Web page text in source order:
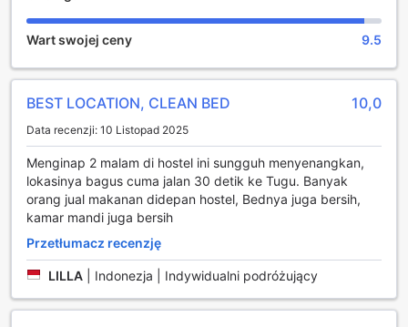
telewizja. Ten hotel zapewnia w niektórych pokojach
udogodnienia łazienkowe, takie jak przybory toaletowe
Ten hotel obejmuje szereg lokali gastronomicznych, dzięki
czemu pyszne jedzenie masz na wyciągnięcie ręki. Jeśli
lubisz dobrze zjeść, z pewnością spodobają Ci się
dostępne na miejscu udogodnienia, takie jak wspólna
kuchnia. HUBS Hostel Yogyakarta oferuje gościom
wyjątkowe udogodnienia rekreacyjne. Nie musisz nigdzie
wychodzić wieczorem — skorzystaj z rodziną i znajomymi
z dostępnych na miejscu atrakcji, takich jak wspólny salon i
pomieszczenie TV. Na miejscu są dostępne Sklepy, gdzie
siebie albo bliskich.
Wart swojej ceny 9.5
BEST LOCATION, CLEAN BED 10,0
Data recenzji: 10 Listopad 2025
Menginap 2 malam di hostel ini sungguh menyenangkan,
lokasinya bagus cuma jalan 30 detik ke Tugu. Banyak
orang jual makanan didepan hostel, Bednya juga bersih,
kamar mandi juga bersih
Przetłumacz recenzję
LILLA Indonezja | Indywidualni podróżujący